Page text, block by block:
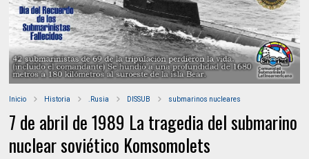
Inicio Historia .Rusia DISSUB submarinos nucleares
7 de abril de 1989 La tragedia del submarino
nuclear soviético Komsomolets